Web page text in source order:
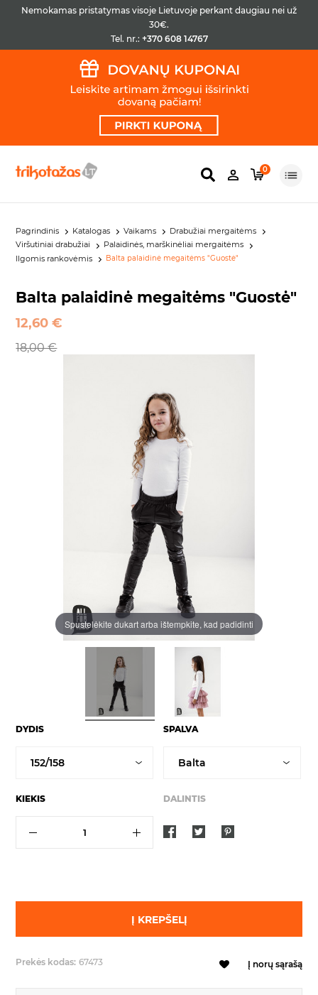
Nemokamas pristatymas visoje Lietuvoje perkant daugiau nei už
30€.
Tel. nr.: +370 608 14767
0
Pagrindinis Katalogas Vaikams
Drabužiai mergaitėms
Viršutiniai drabužiai
Palaidinės, marškinėliai mergaitėms
Ilgomis rankovėmis
Balta palaidinė megaitėms "Guostė"
Balta palaidinė megaitėms "Guostė"
12,60 €
18,00 €
Spustelėkite dukart arba ištempkite, kad padidinti
DYDIS SPALVA
KIEKIS DALINTIS
Į KREPŠELĮ
Prekės kodas: 67473 Į norų sąrašą